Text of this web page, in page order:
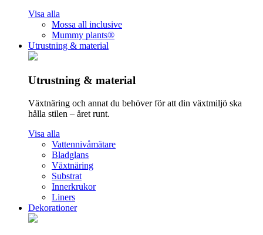
Visa alla
Mossa all inclusive
Mummy plants®
Utrustning & material
Utrustning & material
Växtnäring och annat du behöver för att din växtmiljö ska
hålla stilen – året runt.
Visa alla
Vattennivåmätare
Bladglans
Växtnäring
Substrat
Innerkrukor
Liners
Dekorationer